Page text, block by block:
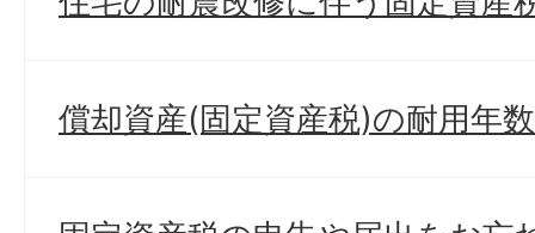
償却資産(固定資産税)の耐用年